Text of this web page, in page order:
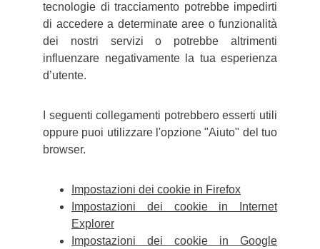
tecnologie di tracciamento potrebbe impedirti
di accedere a determinate aree o funzionalità
dei nostri servizi o potrebbe altrimenti
influenzare negativamente la tua esperienza
d’utente.
I seguenti collegamenti potrebbero esserti utili
oppure puoi utilizzare l'opzione "Aiuto" del tuo
browser.
Impostazioni dei cookie in Firefox
Impostazioni dei cookie in Internet
Explorer
Impostazioni dei cookie in Google